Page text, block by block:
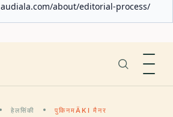
audiala.com/about/editorial-process/
हेलसिंकी पुकिनमÄKI मैनर